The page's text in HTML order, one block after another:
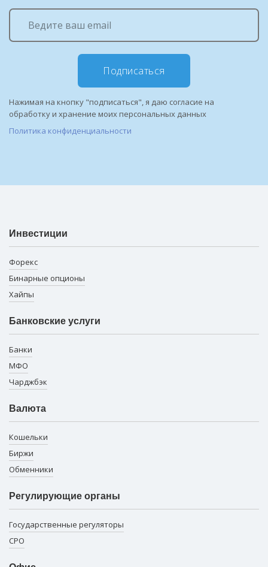
Подписаться
Нажимая на кнопку "подписаться", я даю согласие на
обработку и хранение моих персональных данных
Политика конфиденциальности
Инвестиции
Форекс
Бинарные опционы
Хайпы
Банковские услуги
Банки
МФО
Чарджбэк
Валюта
Кошельки
Биржи
Обменники
Регулирующие органы
Государственные регуляторы
СРО